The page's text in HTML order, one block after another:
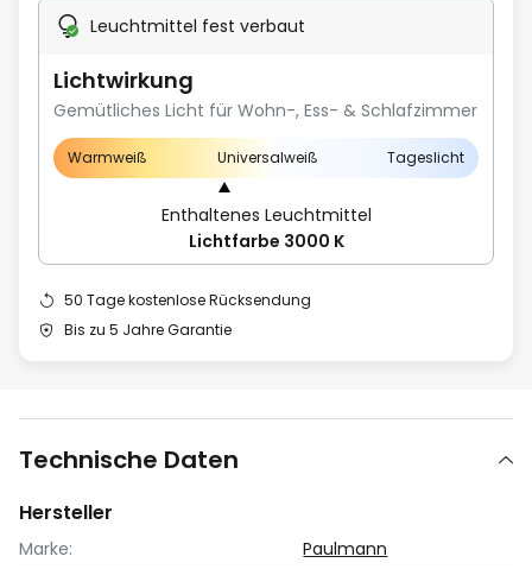
Leuchtmittel fest verbaut
Lichtwirkung
Gemütliches Licht für Wohn-, Ess- & Schlafzimmer
Warmweiß Universalweiß Tageslicht
Enthaltenes Leuchtmittel
Lichtfarbe 3000 K
50 Tage kostenlose Rücksendung
Bis zu 5 Jahre Garantie
Technische Daten
Hersteller
Marke:
Paulmann